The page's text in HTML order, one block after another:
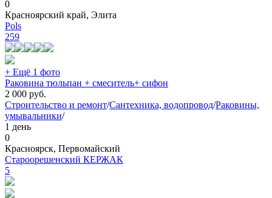
0
Красноярский край, Элита
Pols
259
+ Ещё 1 фото
Раковина тюльпан + смеситель+ сифон
2 000 руб.
Строительство и ремонт/Сантехника, водопровод/Раковины,
умывальники/
1 день
0
Красноярск, Первомайский
Староорешенский КЕРЖАК
5